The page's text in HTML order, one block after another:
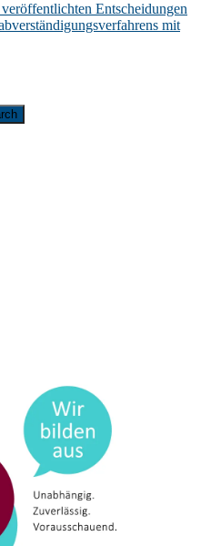
Entscheidungen
mit